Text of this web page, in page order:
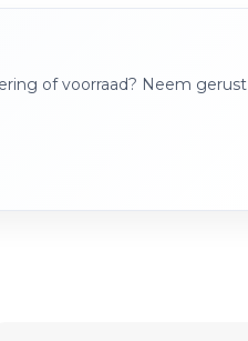
of voorraad? Neem gerust